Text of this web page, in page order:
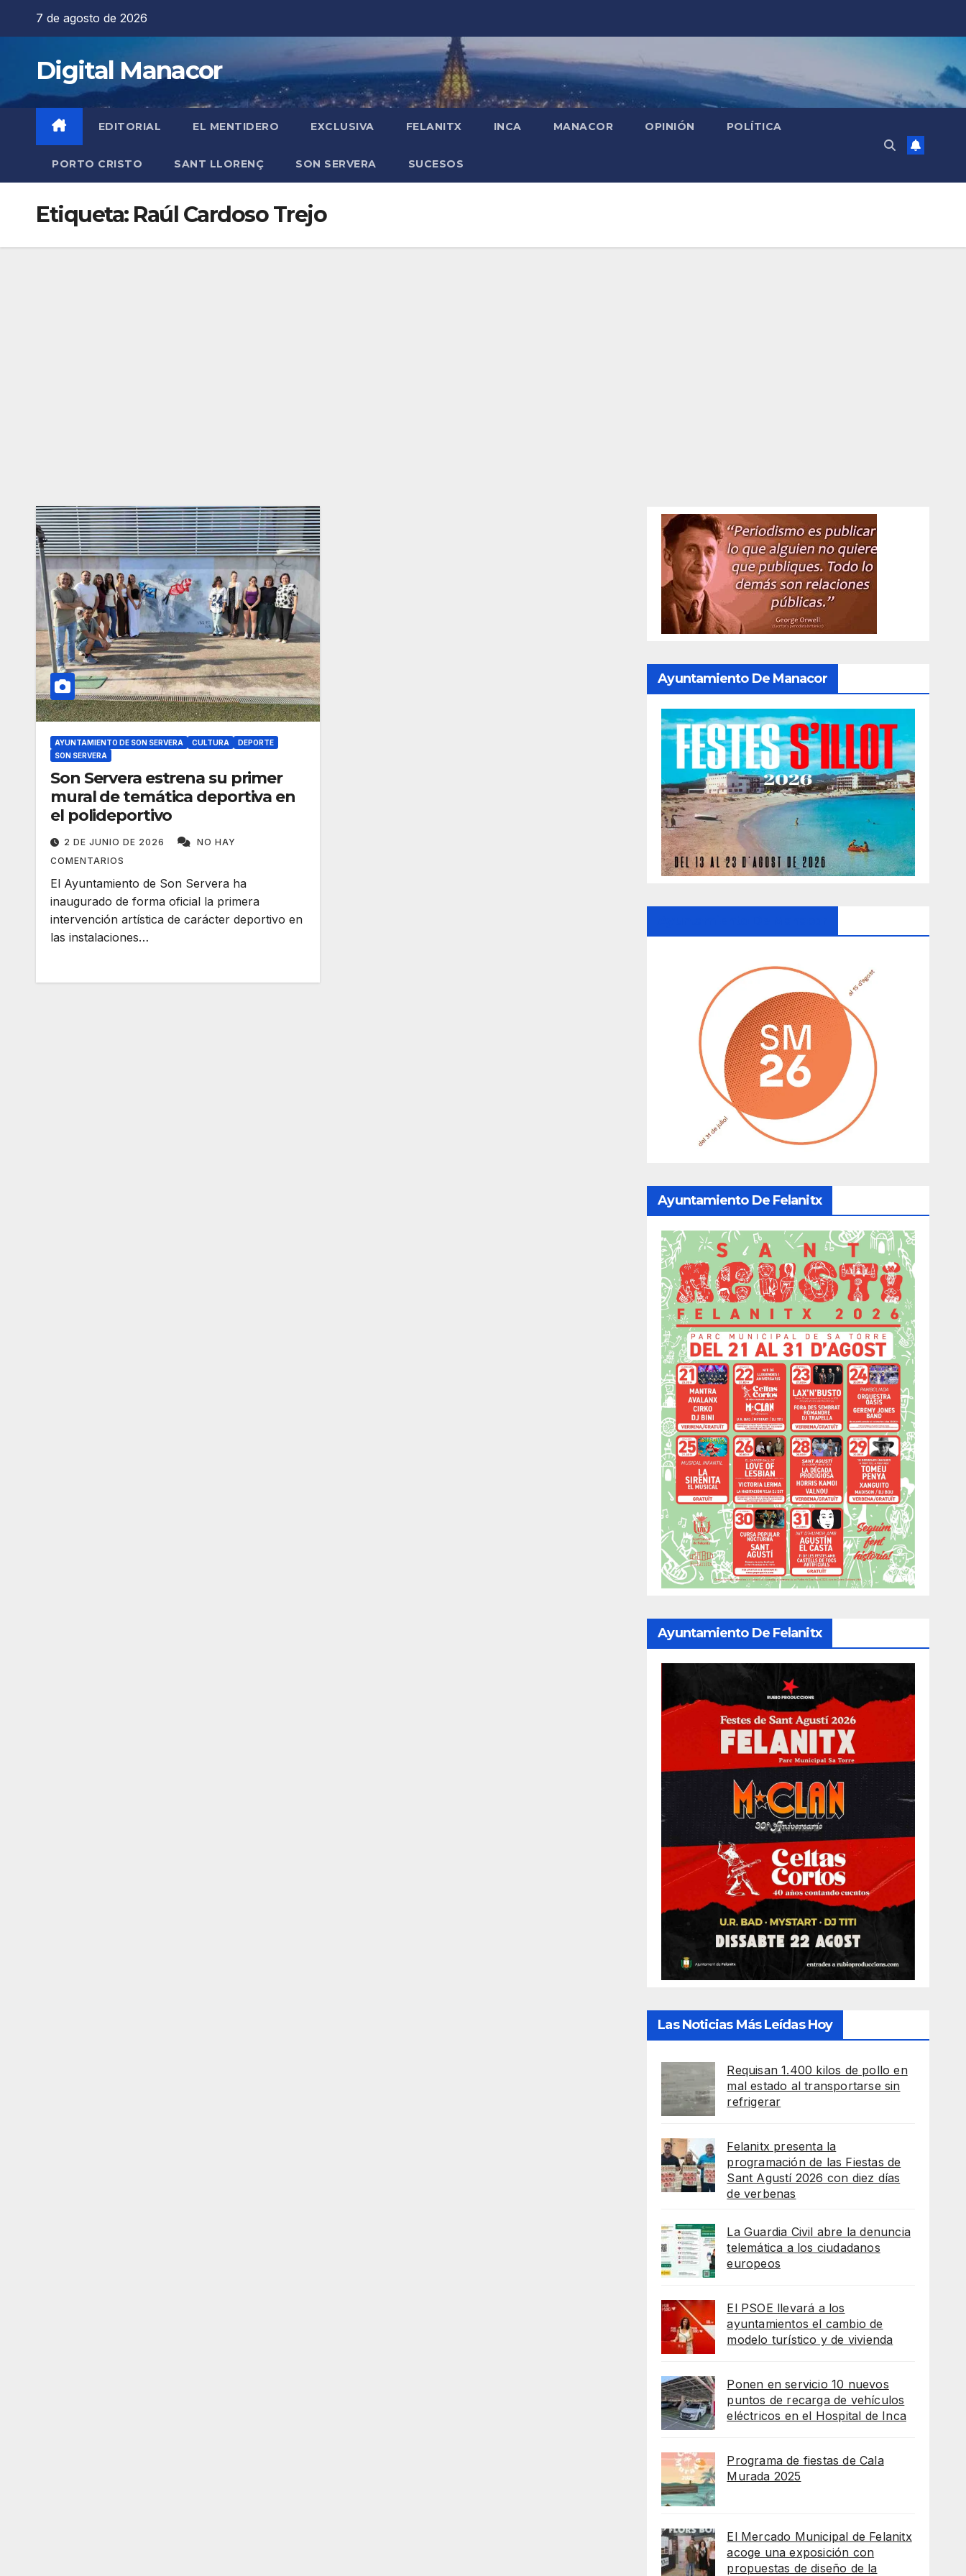
7 de agosto de 2026
Digital Manacor
EDITORIAL EL MENTIDERO EXCLUSIVA FELANITX INCA MANACOR OPINIÓN POLÍTICA
PORTO CRISTO SANT LLORENÇ SON SERVERA SUCESOS
Etiqueta: Raúl Cardoso Trejo
AYUNTAMIENTO DE SON SERVERA CULTURA
DEPORTE
SON SERVERA
Son Servera estrena su primer
mural de temática deportiva en
el polideportivo
2 DE JUNIO DE 2026
NO HAY
COMENTARIOS
El Ayuntamiento de Son Servera ha
inaugurado de forma oficial la primera
intervención artística de carácter deportivo en
las instalaciones…
Ayuntamiento De Manacor
Ayuntamiento De Felanitx
Ayuntamiento De Felanitx
Las Noticias Más Leídas Hoy
Requisan 1.400 kilos de pollo en
mal estado al transportarse sin
refrigerar
Felanitx presenta la
programación de las Fiestas de
Sant Agustí 2026 con diez días
de verbenas
La Guardia Civil abre la denuncia
telemática a los ciudadanos
europeos
El PSOE llevará a los
ayuntamientos el cambio de
modelo turístico y de vivienda
Ponen en servicio 10 nuevos
puntos de recarga de vehículos
eléctricos en el Hospital de Inca
Programa de fiestas de Cala
Murada 2025
El Mercado Municipal de Felanitx
acoge una exposición con
propuestas de diseño de la